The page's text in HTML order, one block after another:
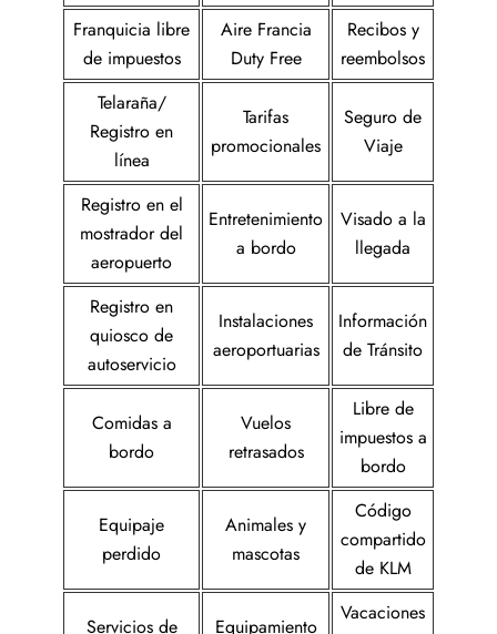
Franquicia libre
de impuestos
Aire Francia
Duty Free
Recibos y
reembolsos
Telaraña/
Registro en
línea
Tarifas
promocionales
Seguro de
Viaje
Registro en el
mostrador del
aeropuerto
Entretenimiento
a bordo
Visado a la
llegada
Registro en
quiosco de
autoservicio
Instalaciones
aeroportuarias
Información
de Tránsito
Comidas a
bordo
Vuelos
retrasados
Libre de
impuestos a
bordo
Equipaje
perdido
Animales y
mascotas
Código
compartido
de KLM
Servicios de Equipamiento
Vacaciones